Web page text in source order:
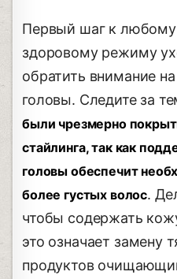
Первый шаг к
здоровому режиму
обратить внимание
головы. Следите за
были чрезмерно
стайлинга, так как
головы обеспечит
более густых волос.
чтобы содержать
это означает замену
продуктов